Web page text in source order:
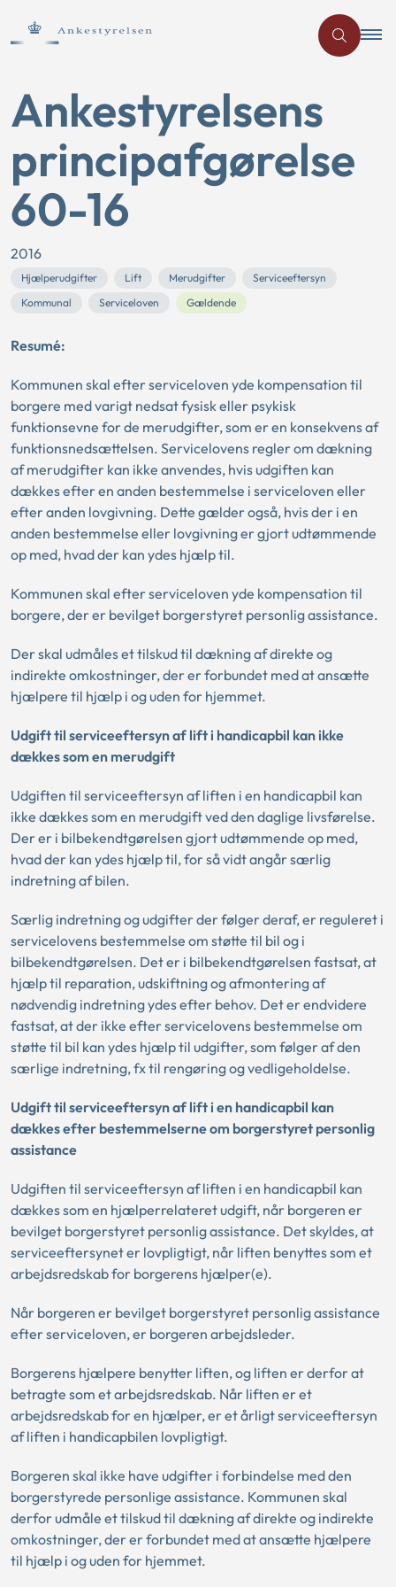
Ankestyrelsens
principafgørelse
60-16
2016
Hjælperudgifter Lift Merudgifter
Serviceeftersyn
Kommunal
Serviceloven Gældende
Resumé:
Kommunen skal efter serviceloven yde kompensation til
borgere med varigt nedsat fysisk eller psykisk
funktionsevne for de merudgifter, som er en konsekvens af
funktionsnedsættelsen. Servicelovens regler om dækning
af merudgifter kan ikke anvendes, hvis udgiften kan
dækkes efter en anden bestemmelse i serviceloven eller
efter anden lovgivning. Dette gælder også, hvis der i en
anden bestemmelse eller lovgivning er gjort udtømmende
op med, hvad der kan ydes hjælp til.
Kommunen skal efter serviceloven yde kompensation til
borgere, der er bevilget borgerstyret personlig assistance.
Der skal udmåles et tilskud til dækning af direkte og
indirekte omkostninger, der er forbundet med at ansætte
hjælpere til hjælp i og uden for hjemmet.
Udgift til serviceeftersyn af lift i handicapbil kan ikke
dækkes som en merudgift
Udgiften til serviceeftersyn af liften i en handicapbil kan
ikke dækkes som en merudgift ved den daglige livsførelse.
Der er i bilbekendtgørelsen gjort udtømmende op med,
hvad der kan ydes hjælp til, for så vidt angår særlig
indretning af bilen.
Særlig indretning og udgifter der følger deraf, er reguleret i
servicelovens bestemmelse om støtte til bil og i
bilbekendtgørelsen. Det er i bilbekendtgørelsen fastsat, at
hjælp til reparation, udskiftning og afmontering af
nødvendig indretning ydes efter behov. Det er endvidere
fastsat, at der ikke efter servicelovens bestemmelse om
støtte til bil kan ydes hjælp til udgifter, som følger af den
særlige indretning, fx til rengøring og vedligeholdelse.
Udgift til serviceeftersyn af lift i en handicapbil kan
dækkes efter bestemmelserne om borgerstyret personlig
assistance
Udgiften til serviceeftersyn af liften i en handicapbil kan
dækkes som en hjælperrelateret udgift, når borgeren er
bevilget borgerstyret personlig assistance. Det skyldes, at
serviceeftersynet er lovpligtigt, når liften benyttes som et
arbejdsredskab for borgerens hjælper(e).
Når borgeren er bevilget borgerstyret personlig assistance
efter serviceloven, er borgeren arbejdsleder.
Borgerens hjælpere benytter liften, og liften er derfor at
betragte som et arbejdsredskab. Når liften er et
arbejdsredskab for en hjælper, er et årligt serviceeftersyn
af liften i handicapbilen lovpligtigt.
Borgeren skal ikke have udgifter i forbindelse med den
borgerstyrede personlige assistance. Kommunen skal
derfor udmåle et tilskud til dækning af direkte og indirekte
omkostninger, der er forbundet med at ansætte hjælpere
til hjælp i og uden for hjemmet.